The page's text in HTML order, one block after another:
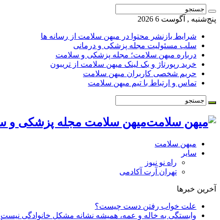
پنج‌شنبه , آگوست 6 2026
شرایط بازنشر محتوا در میهن سلامت از رسانه ها
سلب مسئولیت مجله پزشکی و درمانی
درباره میهن سلامت؛ مجله پزشکی و سلامت
خرید رپورتاژ و بک لینک میهن سلامت از تریبون
حریم شخصی کاربران میهن سلامت
تماس و ارتباط با تیم میهن سلامت
میهن سلامت مجله پزشکی و
میهن سلامت
سایر
راه نو نیوز
تهران آرت آکادمی
آخرین خبرها
علت خواب رفتن دست چیست؟
وابستگی به خاله و عمه، همیشه نشانه مشکل خانوادگی نیست